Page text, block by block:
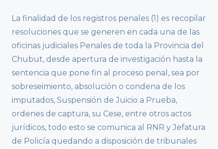
La finalidad de los registros penales (1) es recopilar
resoluciones que se generen en cada una de las
oficinas judiciales Penales de toda la Provincia del
Chubut, desde apertura de investigación hasta la
sentencia que pone fin al proceso penal, sea por
sobreseimiento, absolución o condena de los
imputados, Suspensión de Juicio a Prueba,
ordenes de captura, su Cese, entre otros actos
jurídicos, todo esto se comunica al RNR y Jefatura
de Policía quedando a disposición de tribunales